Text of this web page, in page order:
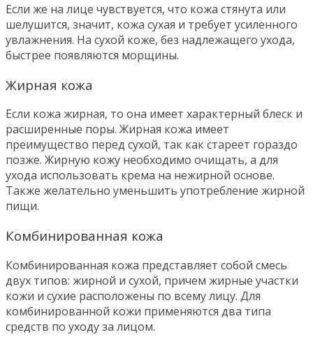
Если же на лице чувствуется, что кожа стянута или
шелушится, значит, кожа сухая и требует усиленного
увлажнения. На сухой коже, без надлежащего ухода,
быстрее появляются морщины.
Жирная кожа
Если кожа жирная, то она имеет характерный блеск и
расширенные поры. Жирная кожа имеет
преимущество перед сухой, так как стареет гораздо
позже. Жирную кожу необходимо очищать, а для
ухода использовать крема на нежирной основе.
Также желательно уменьшить употребление жирной
пищи.
Комбинированная кожа
Комбинированная кожа представляет собой смесь
двух типов: жирной и сухой, причем жирные участки
кожи и сухие расположены по всему лицу. Для
комбинированной кожи применяются два типа
средств по уходу за лицом.